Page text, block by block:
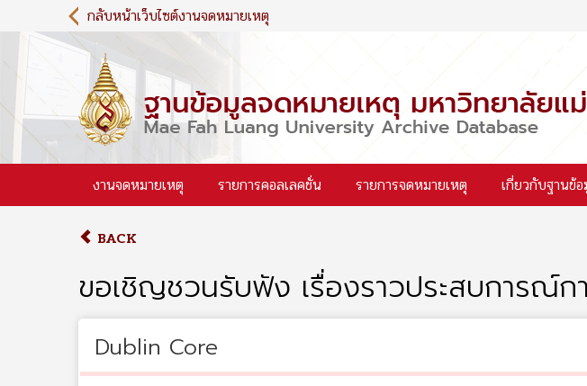
i
c
กลับหน้าเว็บไซต์งานจดหมายเหตุ
งานจดหมายเหตุ รายการคอลเลคชั่น รายการจดหมายเหตุ เกี่ยวกับฐานข้
BACK
ขอเชิญชวนรับฟัง เรื่องราวประสบการณ์ก
Dublin Core